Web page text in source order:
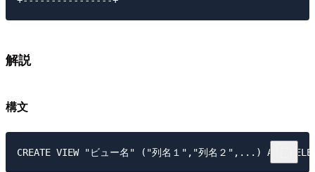
解説
構文